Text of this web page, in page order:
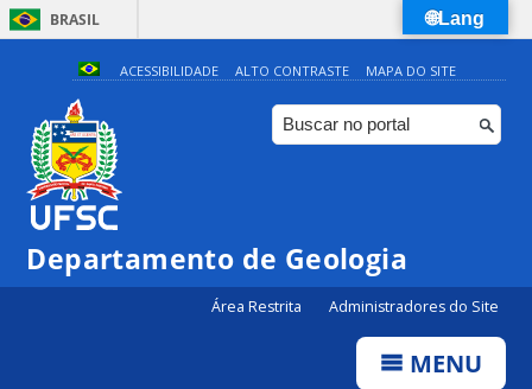
BRASIL
Simplifique!
Comunica BR
Participe
Canais
ACESSIBILIDADE ALTO CONTRASTE MAPA DO SITE
Departamento de Geologia
Área Restrita Administradores do Site
MENU
🌐Lang